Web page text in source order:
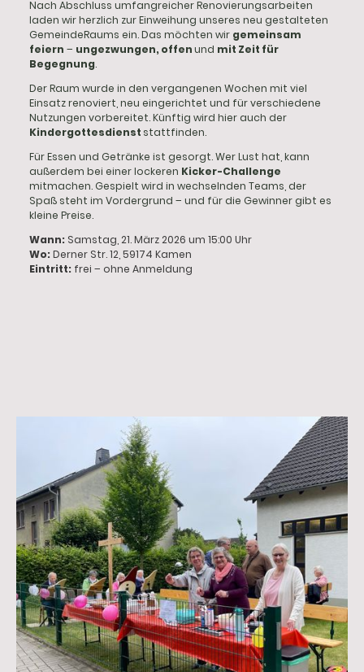
Nach Abschluss umfangreicher Renovierungsarbeiten
laden wir herzlich zur Einweihung unseres neu gestalteten
GemeindeRaums ein. Das möchten wir gemeinsam
feiern – ungezwungen, offenund mit Zeit für
Begegnung.
Der Raum wurde in den vergangenen Wochen mit viel
Einsatz renoviert, neu eingerichtet und für verschiedene
Nutzungen vorbereitet. Künftig wird hier auch der
Kindergottesdienst stattfinden.
Für Essen und Getränke ist gesorgt. Wer Lust hat, kann
außerdem bei einer lockeren Kicker-Challenge
mitmachen. Gespielt wird in wechselnden Teams, der
Spaß steht im Vordergrund – und für die Gewinner gibt es
kleine Preise.
Wann: Samstag, 21. März 2026 um 15:00 Uhr
Wo: Derner Str. 12, 59174 Kamen
Eintritt: frei – ohne Anmeldung